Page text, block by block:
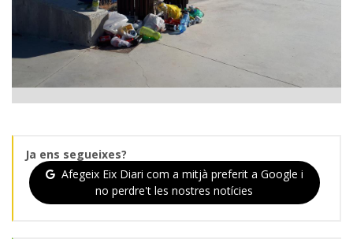
Ja ens segueixes?
Afegeix Eix Diari com a mitjà preferit a Google i
no perdre't les nostres notícies